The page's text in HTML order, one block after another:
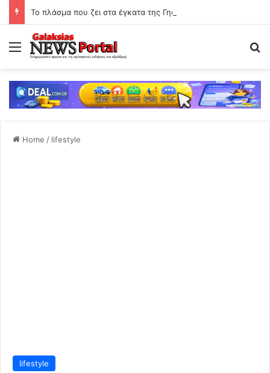
Menu
Home / lifestyle
lifestyle